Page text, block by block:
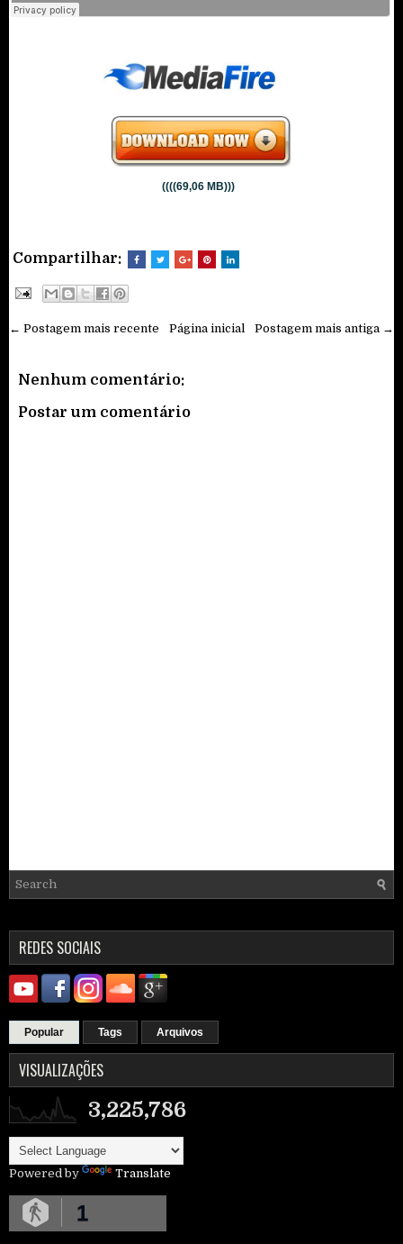
((((69,06 MB)))
Compartilhar:
← Postagem mais recente Postagem mais antiga →
Página inicial
Nenhum comentário:
Postar um comentário
REDES SOCIAIS
Popular Tags Arquivos
VISUALIZAÇÕES
3,225,786
Powered by Translate
1